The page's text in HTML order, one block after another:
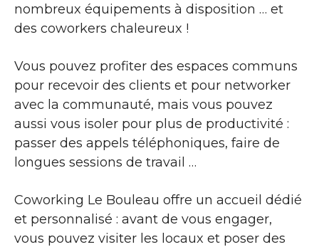
nombreux équipements à disposition … et
des coworkers chaleureux !
Vous pouvez profiter des espaces communs
pour recevoir des clients et pour networker
avec la communauté, mais vous pouvez
aussi vous isoler pour plus de productivité :
passer des appels téléphoniques, faire de
longues sessions de travail …
Coworking Le Bouleau offre un accueil dédié
et personnalisé : avant de vous engager,
vous pouvez visiter les locaux et poser des